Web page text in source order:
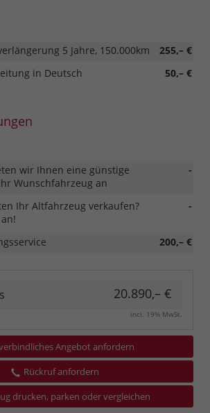
255,– €
5 Jahre, 150.000km
50,– €
in Deutsch
-
wir Ihnen eine günstige
Wunschfahrzeug an
-
Ihr Altfahrzeug verkaufen?
200,– €
20.890,– €
incl. 19% MwSt.
Angebot anfordern
Rückruf anfordern
drucken, parken oder vergleichen